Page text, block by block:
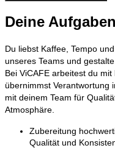
Deine Aufgaben
Du liebst Kaffee, Tempo
unseres Teams und
Bei ViCAFE arbeitest du
übernimmst Verantwortung
mit deinem Team für
Atmosphäre.
Zubereitung
Qualität und